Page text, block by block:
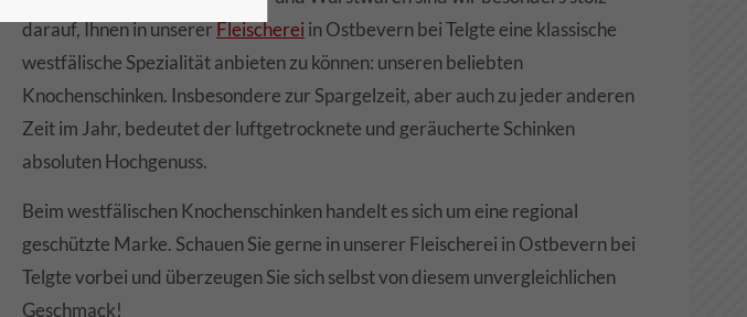
darauf, Ihnen in unsererFleischerei in Ostbevern bei Telgte eine klassische
westfälische Spezialität anbieten zu können: unseren beliebten
Knochenschinken. Insbesondere zur Spargelzeit, aber auch zu jeder anderen
Zeit im Jahr, bedeutet der luftgetrocknete und geräucherte Schinken
absoluten Hochgenuss.
Beim westfälischen Knochenschinken handelt es sich um eine regional
geschützte Marke. Schauen Sie gerne in unserer Fleischerei in Ostbevern bei
Telgte vorbei und überzeugen Sie sich selbst von diesem unvergleichlichen
Geschmack!